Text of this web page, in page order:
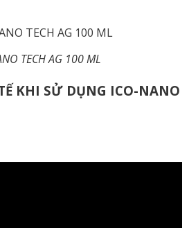
TECH AG 100 ML
KHI SỬ DỤNG ICO-NANO